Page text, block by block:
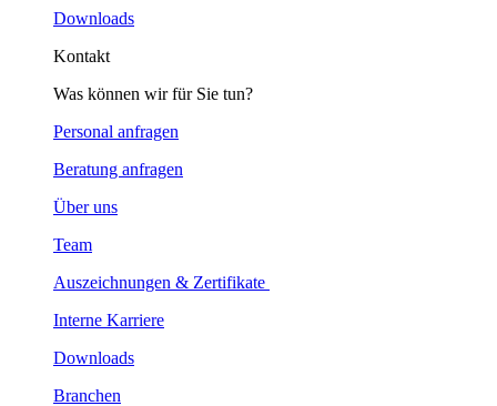
Downloads
Kontakt
Was können wir für Sie tun?
Personal anfragen
Beratung anfragen
Über uns
Team
Auszeichnungen & Zertifikate
Interne Karriere
Downloads
Branchen